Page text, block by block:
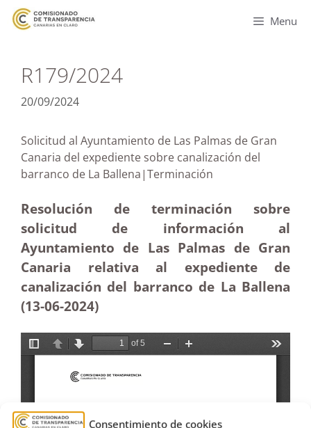
Consentimiento de cookies
Menu
R179/2024
20/09/2024
Solicitud al Ayuntamiento de Las Palmas de Gran
Canaria del expediente sobre canalización del
barranco de La Ballena|Terminación
Resolución de terminación sobre
solicitud de información al
Ayuntamiento de Las Palmas de Gran
Canaria relativa al expediente de
canalización del barranco de La Ballena
(13-06-2024)